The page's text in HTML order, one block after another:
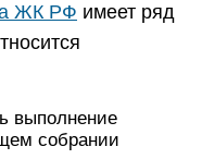
ЖК РФ имеет ряд
выполнение
собрании